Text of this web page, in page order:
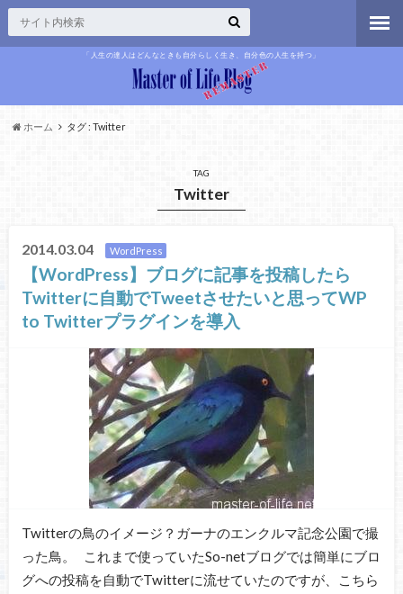
「人生の達人はどんなときも自分らしく生き、自分色の人生を持つ」
ホーム タグ : Twitter
TAG
Twitter
2014.03.04 WordPress
【WordPress】ブログに記事を投稿したら
Twitterに自動でTweetさせたいと思ってWP
to Twitterプラグインを導入
Twitterの鳥のイメージ？ガーナのエンクルマ記念公園で撮
った鳥。 これまで使っていたSo-netブログでは簡単にブロ
グへの投稿を自動でTwitterに流せていたのですが、こちら